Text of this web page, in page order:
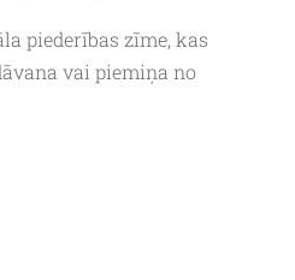
piederības zīme, kas
vai piemiņa no